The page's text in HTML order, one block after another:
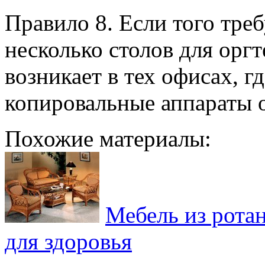
Правило 8. Если того
несколько столов для
возникает в тех офисах,
копировальные аппараты
Похожие материалы:
Мебель из
для здоровья